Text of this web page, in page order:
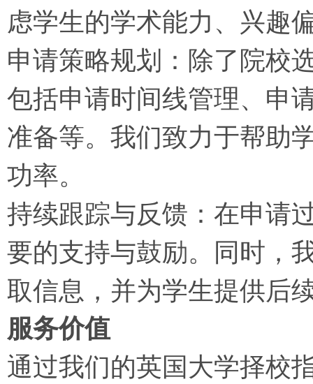
虑学生的学术能力、兴趣
申请策略规划：除了院校
包括申请时间线管理、申
准备等。我们致力于帮助
功率。
持续跟踪与反馈：在申请
要的支持与鼓励。同时，
取信息，并为学生提供后
服务价值
通过我们的英国大学择校